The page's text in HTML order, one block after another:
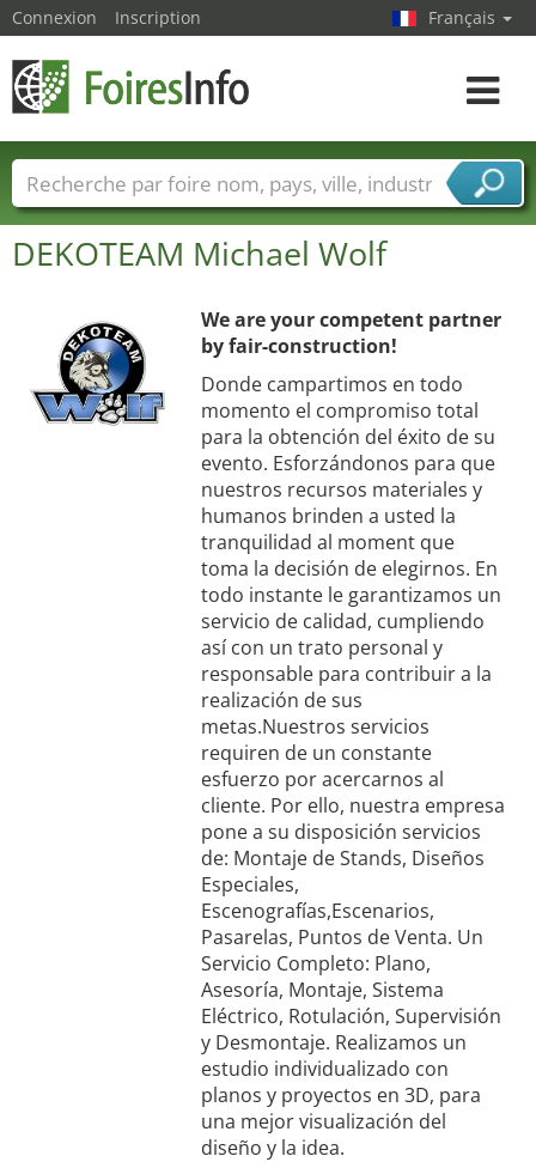
DEKOTEAM Michael Wolf
We are your competent partner
by fair-construction!
Donde campartimos en todo
momento el compromiso total
para la obtención del éxito de su
evento. Esforzándonos para que
nuestros recursos materiales y
humanos brinden a usted la
tranquilidad al moment que
toma la decisión de elegirnos. En
todo instante le garantizamos un
servicio de calidad, cumpliendo
así con un trato personal y
responsable para contribuir a la
realización de sus
metas.Nuestros servicios
requiren de un constante
esfuerzo por acercarnos al
cliente. Por ello, nuestra empresa
pone a su disposición servicios
de: Montaje de Stands, Diseños
Especiales,
Escenografías,Escenarios,
Pasarelas, Puntos de Venta. Un
Servicio Completo: Plano,
Asesoría, Montaje, Sistema
Eléctrico, Rotulación, Supervisión
y Desmontaje. Realizamos un
estudio individualizado con
planos y proyectos en 3D, para
una mejor visualización del
diseño y la idea.
Connexion Inscription Français
Toggle
Foire noms Pays Villes
Secteurs de foire
Secteurs du fournisseur de services